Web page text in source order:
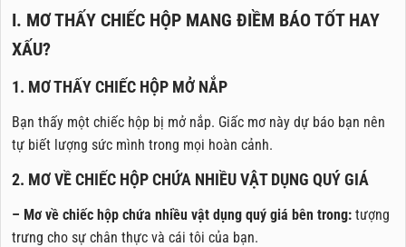
I. MƠ THẤY CHIẾC HỘP MANG ĐIỀM BÁO TỐT HAY
XẤU?
1. MƠ THẤY CHIẾC HỘP MỞ NẮP
Bạn thấy một chiếc hộp bị mở nắp. Giấc mơ này dự báo bạn nên
tự biết lượng sức mình trong mọi hoàn cảnh.
2. MƠ VỀ CHIẾC HỘP CHỨA NHIỀU VẬT DỤNG QUÝ GIÁ
– Mơ về chiếc hộp chứa nhiều vật dụng quý giá bên trong: tượng
trưng cho sự chân thực và cái tôi của bạn.